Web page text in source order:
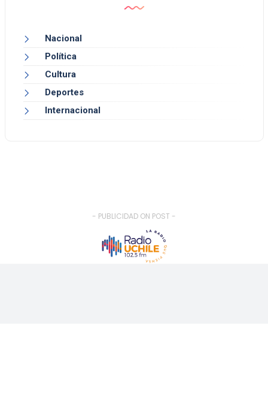
Nacional
Política
Cultura
Deportes
Internacional
- PUBLICIDAD ON POST -